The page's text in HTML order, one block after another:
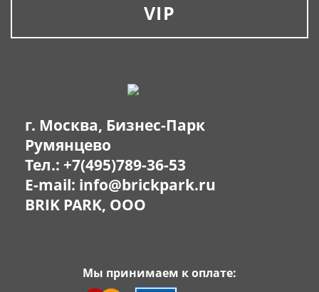
VIP
г. Москва, Бизнес-Парк
Румянцево
Тел.: +7(495)789-36-53
E-mail: info@brickpark.ru
BRIK PARK, OOO
Мы принимаем к оплате: